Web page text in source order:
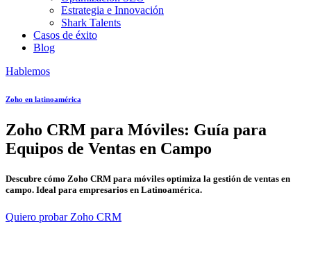
Estrategia e Innovación
Shark Talents
Casos de éxito
Blog
Hablemos
Zoho en latinoamérica
Zoho CRM para Móviles: Guía para
Equipos de Ventas en Campo
Descubre cómo Zoho CRM para móviles optimiza la gestión de ventas en
campo. Ideal para empresarios en Latinoamérica.
Quiero probar Zoho CRM